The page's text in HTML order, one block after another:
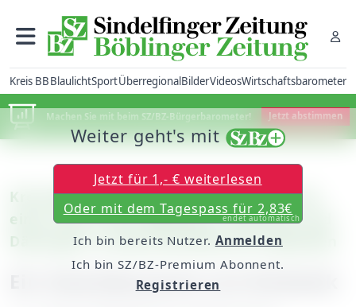
Kreis BBBlaulichtSportÜberregionalBilderVideosWirtschaftsbarometer
Machen Sie mit beim SZ/BZ-Bürgerbarometer! Jetzt abstimmen
Kreis Böblingen: Tag der Architektur mit
einer Fahrt nach Böblingen, Weissach und
Dätzingen zu bemerkenswerten Gebäuden
Ein Zweckbauwerk mit Ästhetik
Weiter geht's mit
Jetzt für 1,- € weiterlesen
Oder mit dem Tagespass für 2,83€
endet automatisch
Ich bin bereits Nutzer. Anmelden
Ich bin SZ/BZ-Premium Abonnent.
Registrieren